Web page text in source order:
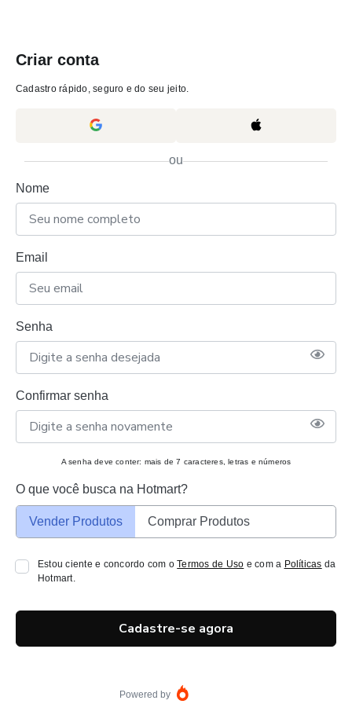
Criar conta
Cadastro rápido, seguro e do seu jeito.
ou
Nome
Email
Senha
Confirmar senha
A senha deve conter: mais de 7 caracteres, letras e números
O que você busca na Hotmart?
Vender Produtos Comprar Produtos
Estou ciente e concordo com oTermos de Uso e com a Políticas da
Hotmart.
Cadastre-se agora
Powered by